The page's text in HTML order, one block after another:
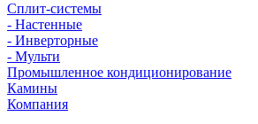
Сплит-системы
- Настенные
- Инверторные
- Мульти
Промышленное кондиционирование
Камины
Компания